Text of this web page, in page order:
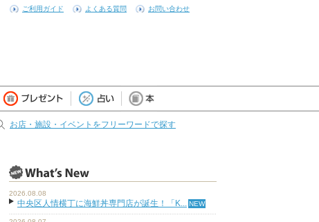
ご利用ガイド よくある質問 お問い合わせ
お店・施設・イベントをフリーワードで探す
2026.08.08
中央区人情横丁に海鮮丼専門店が誕生！「K...